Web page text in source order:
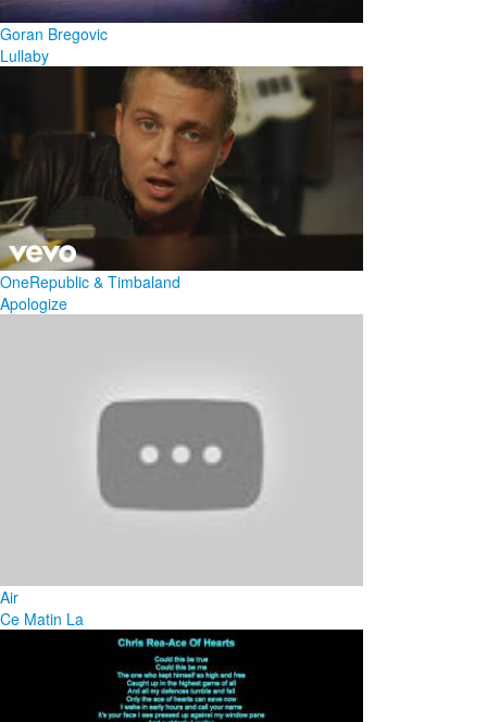
Goran Bregovic
Lullaby
OneRepublic & Timbaland
Apologize
Air
Ce Matin La